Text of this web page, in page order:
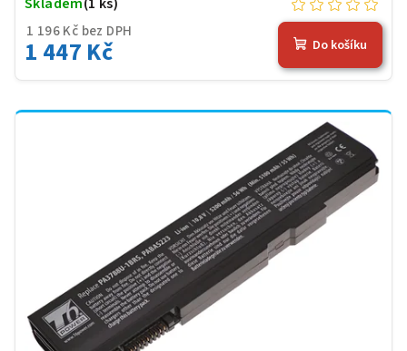
1 196 Kč bez DPH
1 447 Kč Do košíku